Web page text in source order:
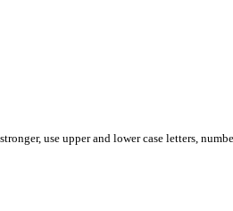
use upper and lower case letters,